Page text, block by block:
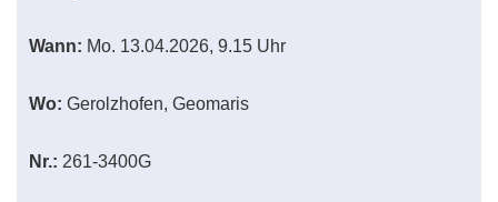
Wann: Mo. 13.04.2026, 9.15 Uhr
Wo: Gerolzhofen, Geomaris
Nr.: 261-3400G